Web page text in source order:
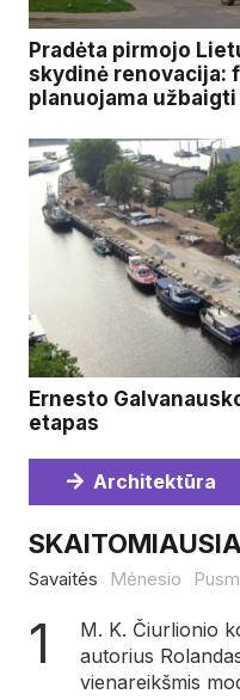
Pradėta pirmojo
skydinė renovacija:
planuojama
Ernesto
etapas
Architektūra
SKAITOMIAUSIA
Savaitės Mėnesio
M. K. Čiurlionio
autorius
vienareikšmis